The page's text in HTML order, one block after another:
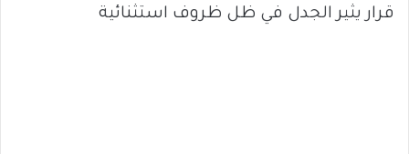
قرار يثير الجدل في ظل ظروف استثنائية